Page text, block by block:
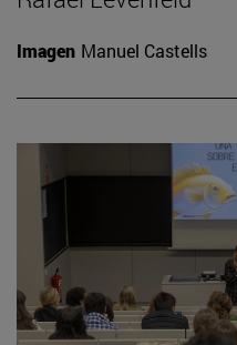
Imagen Manuel Castells